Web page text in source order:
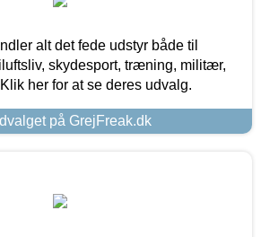
alt det fede udstyr både til
skydesport, træning, militær,
her for at se deres udvalg.
på GrejFreak.dk